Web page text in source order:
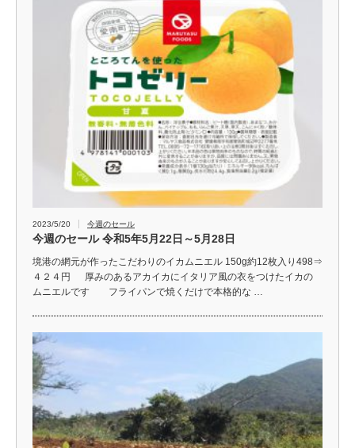
2023/5/20 今週のセール
今週のセール 令和5年5月22日～5月28日
境港の網元が作ったこだわりのイカムニエル 150g約12枚入り498⇒
４２４円 厚みのあるアカイカにイタリア風の衣をつけたイカの
ムニエルです フライパンで焼くだけで本格的な …